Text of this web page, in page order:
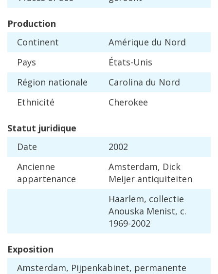
Production
Continent
Amérique du Nord
Pays
États-Unis
Région nationale Carolina du Nord
Ethnicité Cherokee
Statut juridique
Date
2002
Ancienne
appartenance
Amsterdam, Dick
Meijer antiquiteiten
Haarlem, collectie
Anouska Menist, c.
1969-2002
Exposition
Amsterdam, Pijpenkabinet, permanente